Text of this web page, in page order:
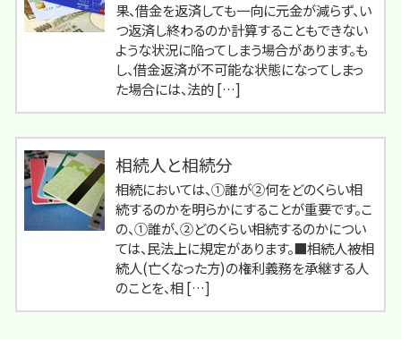
果、借金を返済しても一向に元金が減らず、い
つ返済し終わるのか計算することもできない
ような状況に陥ってしまう場合があります。も
し、借金返済が不可能な状態になってしまっ
た場合には、法的 […]
相続人と相続分
相続においては、①誰が②何をどのくらい相
続するのかを明らかにすることが重要です。こ
の、①誰が、②どのくらい相続するのかについ
ては、民法上に規定があります。■相続人被相
続人(亡くなった方)の権利義務を承継する人
のことを、相 […]